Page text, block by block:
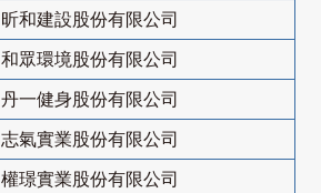
昕和建設股份有限公司
和眾環境股份有限公司
丹一健身股份有限公司
志氣實業股份有限公司
權璟實業股份有限公司